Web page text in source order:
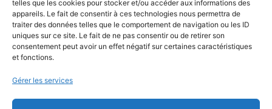
telles que les cookies pour stocker et/ou accéder aux informations des
appareils. Le fait de consentir à ces technologies nous permettra de
traiter des données telles que le comportement de navigation ou les ID
uniques sur ce site. Le fait de ne pas consentir ou de retirer son
consentement peut avoir un effet négatif sur certaines caractéristiques
et fonctions.
Gérer les services
Horaires d’ouverture
Du lundi au jeudi de 8h à 18h